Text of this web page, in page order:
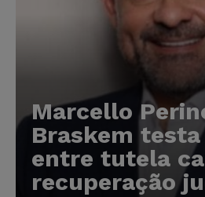
Marcello
Braskem
entre tutela
recuperação